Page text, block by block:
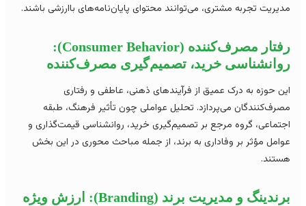
تجربه مشتری، می‌توانند محتوای پایان‌نامه‌های باارزشی باشند.
رفتار مصرف‌کننده (Consumer Behavior):
خرید، تصمیم‌گیری مصرف‌کننده
حوزه به درک عمیق از فرآیندهای ذهنی، عاطفی و رفتاری
می‌پردازد. تحلیل عواملی چون تأثیر فرهنگ، طبقه
گروه مرجع بر تصمیم‌گیری خرید، روانشناسی قیمت‌گذاری و
مؤثر بر وفاداری به برند، از جمله مباحث محوری در این بخش
برندینگ و مدیریت برند (Branding): ارزش ویژه